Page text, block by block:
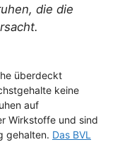
die die
überdeckt
keine
auf
Wirkstoffe und sind
gehalten. Das BVL